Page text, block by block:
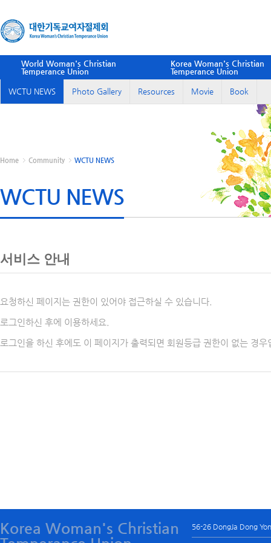
World Woman's Christian
Temperance Union
Korea Woman's Christian
Temperance Union
WCTU NEWS Photo Gallery Resources Movie Book
Home Community WCTU NEWS
WCTU NEWS
서비스 안내
요청하신 페이지는 권한이 있어야 접근하실 수 있습니다.
로그인하신 후에 이용하세요.
로그인을 하신 후에도 이 페이지가 출력되면 회원등급 권한이 없는 경우
Korea Woman's Christian
56-26 DongJa Dong